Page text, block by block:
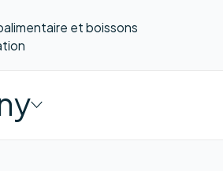
et boissons